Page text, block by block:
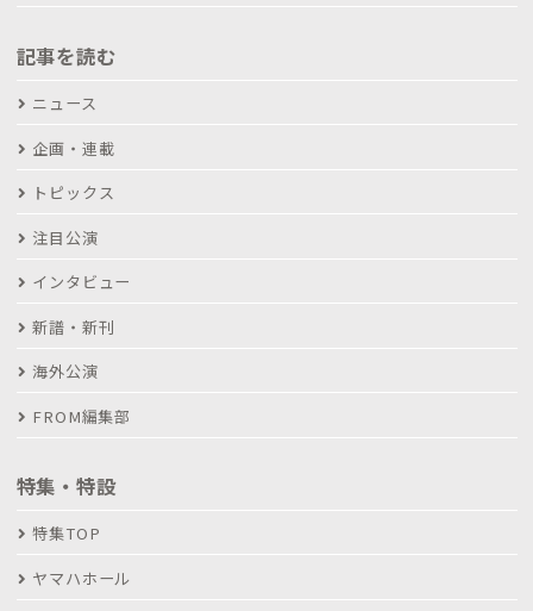
記事を読む
ニュース
企画・連載
トピックス
注目公演
インタビュー
新譜・新刊
海外公演
FROM編集部
特集・特設
特集TOP
ヤマハホール